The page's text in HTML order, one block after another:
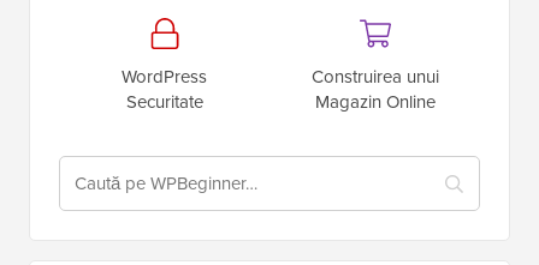
WordPress
Securitate
Construirea unui
Magazin Online